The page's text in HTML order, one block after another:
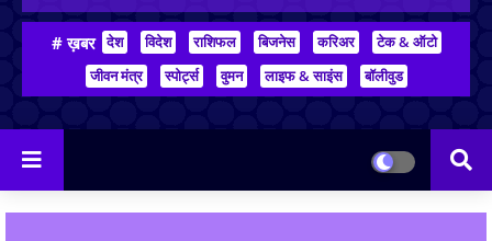
# ख़बर देश विदेश राशिफल बिजनेस करिअर
टेक & ऑटो
जीवन मंत्र
स्पोर्ट्स वुमन लाइफ & साइंस बॉलीवुड